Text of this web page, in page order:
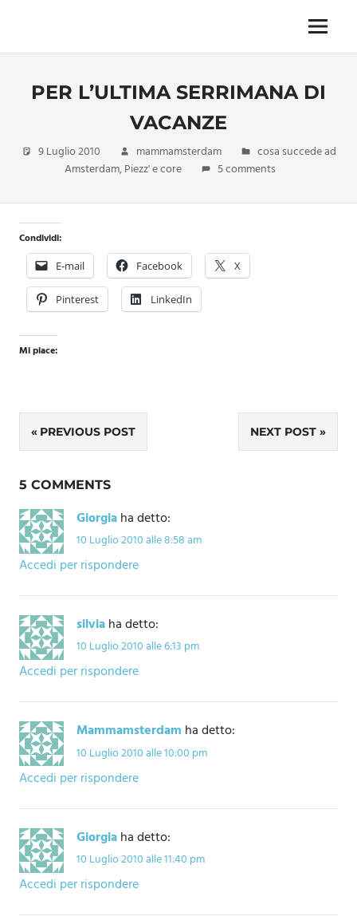
content
imprescindibile,
inevitabile
oggi
e
nuova
confezione
migliorata
Menu
PER L’ULTIMA SERRIMANA DI
VACANZE
9 Luglio 2010 mammamsterdam
cosa succede ad
Amsterdam,Piezz' e core 5 comments
Condividi:
E-mail Facebook X
Pinterest LinkedIn
Mi piace:
Navigazione
articoli
PREVIOUS POST NEXT POST
5 COMMENTS
Giorgiaha detto:
10 Luglio 2010 alle 8:58 am
Accedi per rispondere
silviaha detto:
10 Luglio 2010 alle 6:13 pm
Accedi per rispondere
Mammamsterdam ha detto:
10 Luglio 2010 alle 10:00 pm
Accedi per rispondere
Giorgiaha detto:
10 Luglio 2010 alle 11:40 pm
Accedi per rispondere